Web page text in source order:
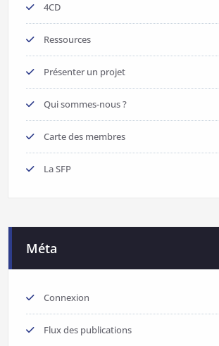
4CD
Ressources
Présenter un projet
Qui sommes-nous ?
Carte des membres
La SFP
Méta
Connexion
Flux des publications